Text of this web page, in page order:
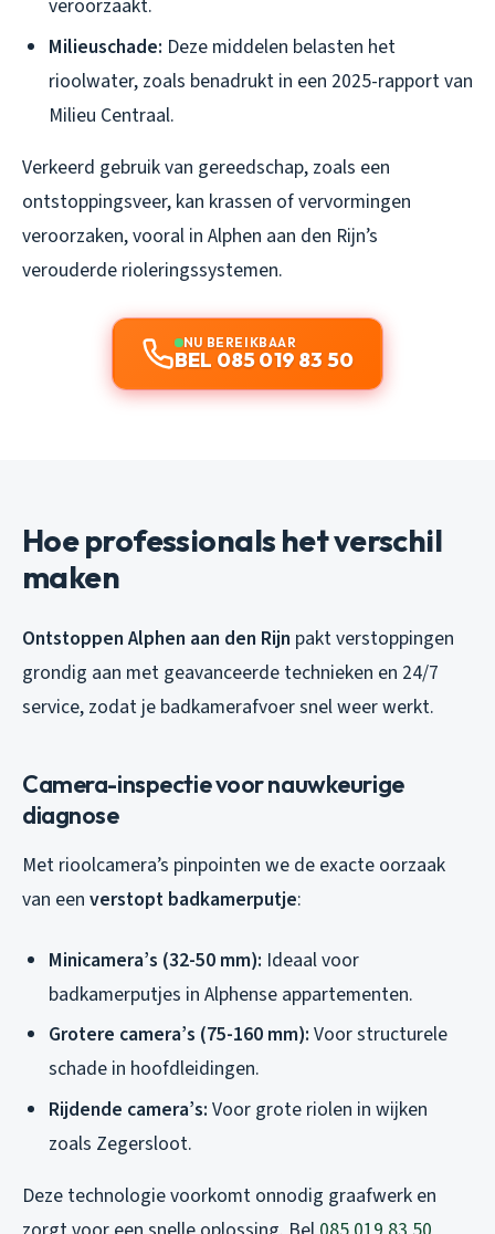
veroorzaakt.
Milieuschade: Deze middelen belasten het
rioolwater, zoals benadrukt in een 2025-rapport van
Milieu Centraal.
Verkeerd gebruik van gereedschap, zoals een
ontstoppingsveer, kan krassen of vervormingen
veroorzaken, vooral in Alphen aan den Rijn’s
verouderde rioleringssystemen.
NU BEREIKBAAR
BEL 085 019 83 50
Hoe professionals het verschil
maken
Ontstoppen Alphen aan den Rijn pakt verstoppingen
grondig aan met geavanceerde technieken en 24/7
service, zodat je badkamerafvoer snel weer werkt.
Camera-inspectie voor nauwkeurige
diagnose
Met rioolcamera’s pinpointen we de exacte oorzaak
van een verstopt badkamerputje:
Minicamera’s (32-50 mm): Ideaal voor
badkamerputjes in Alphense appartementen.
Grotere camera’s (75-160 mm): Voor structurele
schade in hoofdleidingen.
Rijdende camera’s: Voor grote riolen in wijken
zoals Zegersloot.
Deze technologie voorkomt onnodig graafwerk en